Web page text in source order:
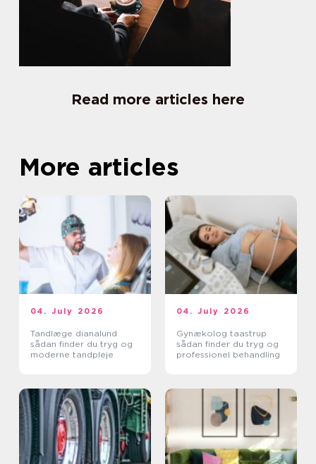
Read more articles here
More articles
04. July 2026
Tandlæge dianalund
sådan finder du tryg og
moderne tandpleje
04. July 2026
Gynækolog taastrup
sådan finder du tryg og
professionel behandling